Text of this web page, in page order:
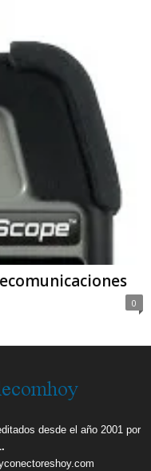
0
desde el año 2001 por